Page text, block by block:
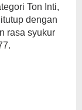
Ton Inti,
dengan
rasa syukur